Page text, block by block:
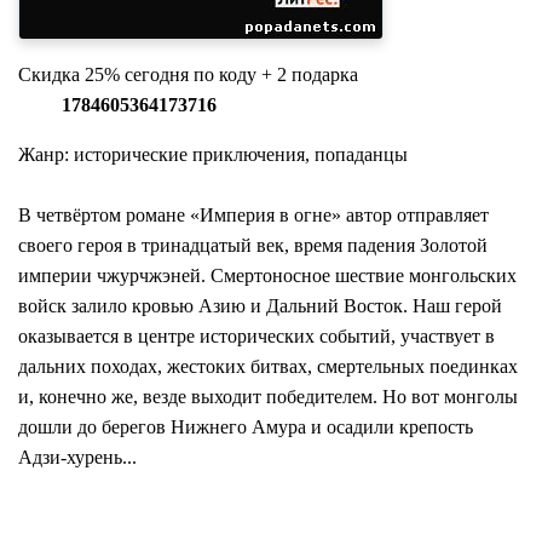
Скидка 25% сегодня по коду + 2 подарка
1784605364173716
Жанр: исторические приключения, попаданцы
В четвёртом романе «Империя в огне» автор отправляет
своего героя в тринадцатый век, время падения Золотой
империи чжурчжэней. Смертоносное шествие монгольских
войск залило кровью Азию и Дальний Восток. Наш герой
оказывается в центре исторических событий, участвует в
дальних походах, жестоких битвах, смертельных поединках
и, конечно же, везде выходит победителем. Но вот монголы
дошли до берегов Нижнего Амура и осадили крепость
Адзи-хурень...